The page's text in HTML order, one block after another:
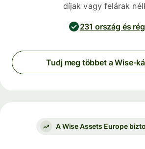
díjak vagy felárak
231 ország és
Tudj meg többet a Wise-
A Wise Assets Europe